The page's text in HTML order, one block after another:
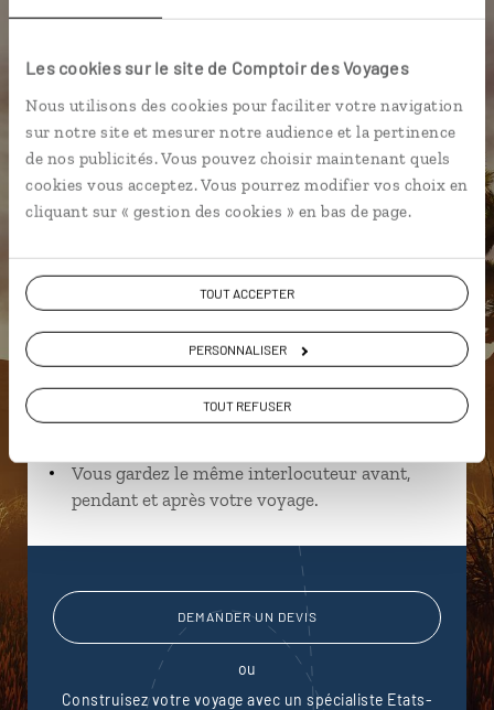
Les cookies sur le site de Comptoir des Voyages
Nous utilisons des cookies pour faciliter votre navigation
sur notre site et mesurer notre audience et la pertinence
de nos publicités. Vous pouvez choisir maintenant quels
cookies vous acceptez. Vous pourrez modifier vos choix en
cliquant sur « gestion des cookies » en bas de page.
TOUT ACCEPTER
PERSONNALISER
TOUT REFUSER
Jérémy,
spécialiste Etats-Unis
spécialistes
Ils sauront organiser votre itinéraire au plus
près de vos envies et de la réalité du pays.
Échangez en face à face ou depuis nos studios
connectés en agence, mais aussi par email ou
Vous gardez le même interlocuteur avant,
pendant et après votre voyage.
DEMANDER UN DEVIS
ou
Construisez votre voyage avec un spécialiste Etats-